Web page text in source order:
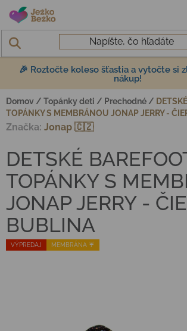
Prejsť na obsah
🎉 Roztočte koleso šťastia a vytočte si
nákup!
Domov / Topánky deti / Prechodné /
TOPÁNKY S MEMBRÁNOU JONAP JERRY -
VÝPREDAJ MEMBRÁNA ☔️
DETSKÉ
TOPÁNKY S
JONAP JERRY -
BUBLINA
Značka: Jonap 🇨🇿